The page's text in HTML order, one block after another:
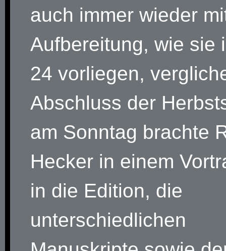
auch immer wieder
Aufbereitung, wie sie
24 vorliegen,
Abschluss der
am Sonntag brachte
Hecker in einem
in die Edition, die
unterschiedlichen